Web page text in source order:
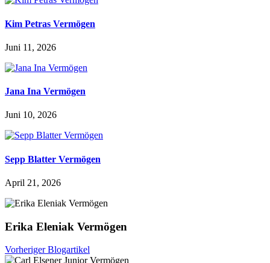
Kim Petras Vermögen
Juni 11, 2026
Jana Ina Vermögen
Juni 10, 2026
Sepp Blatter Vermögen
April 21, 2026
Erika Eleniak Vermögen
Vorheriger Blogartikel